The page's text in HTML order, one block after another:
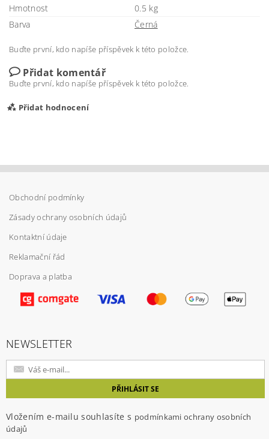
Hmotnost
0.5 kg
Barva
Černá
Buďte první, kdo napíše příspěvek k této položce.
Přidat komentář
Buďte první, kdo napíše příspěvek k této položce.
Přidat hodnocení
Vložením hodnocení souhlasíte spodmínkami
ochrany osobních údajů
Obchodní podmínky
Zásady ochrany osobních údajů
Kontaktní údaje
Reklamační řád
Doprava a platba
NEWSLETTER
Vložením e-mailu souhlasíte s podmínkami ochrany osobních
údajů